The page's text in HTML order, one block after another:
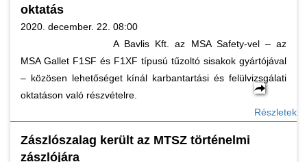
oktatás
2020. december. 22. 08:00
A Bavlis Kft. az MSA Safety-vel – az
MSA Gallet F1SF és F1XF típusú tűzoltó sisakok gyártójával
– közösen lehetőséget kínál karbantartási és felülvizsgálati
oktatáson való részvételre.
Részletek
Zászlószalag került az MTSZ történelmi
zászlójára